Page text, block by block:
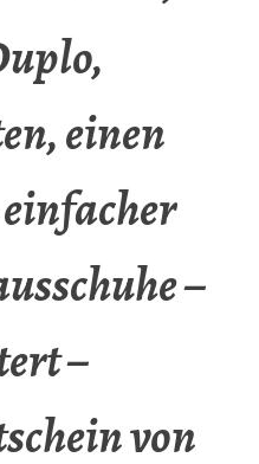
einen
–
–
von